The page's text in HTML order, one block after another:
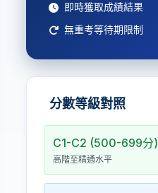
即時獲取成績結果
無重考等待期限制
分數等級對照
C1-C2 (500-699分)
高階至精通水平